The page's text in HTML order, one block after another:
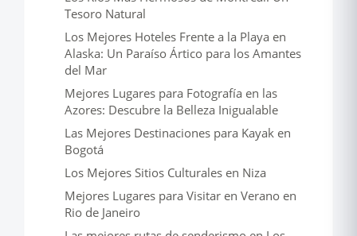
Tesoro Natural
Los Mejores Hoteles Frente a la Playa en
Alaska: Un Paraíso Ártico para los Amantes
del Mar
Mejores Lugares para Fotografía en las
Azores: Descubre la Belleza Inigualable
Las Mejores Destinaciones para Kayak en
Bogotá
Los Mejores Sitios Culturales en Niza
Mejores Lugares para Visitar en Verano en
Rio de Janeiro